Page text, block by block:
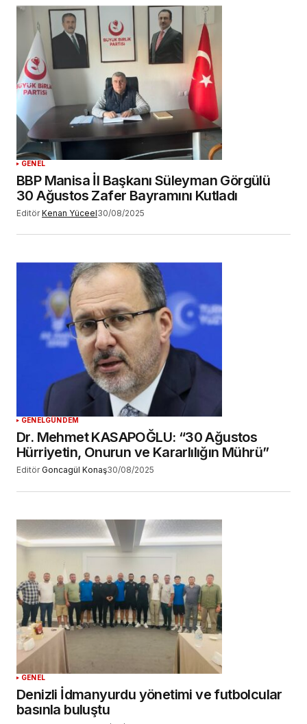
Daha sonraki yorumlarımda kullanılması için
adım, e-posta adresim ve site adresim bu
tarayıcıya kaydedilsin.
YORUM GÖNDER
GENEL
BBP Manisa İl Başkanı Süleyman Görgülü
30 Ağustos Zafer Bayramını Kutladı
Editör Kenan Yüceel30/08/2025
GENELGÜNDEM
Dr. Mehmet KASAPOĞLU: “30 Ağustos
Hürriyetin, Onurun ve Kararlılığın Mührü”
Editör Goncagül Konaş30/08/2025
GENEL
Denizli İdmanyurdu yönetimi ve futbolcular
basınla buluştu